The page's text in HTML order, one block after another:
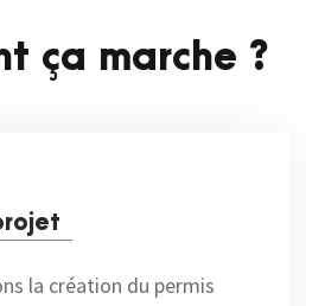
ça marche ?
la création du permis